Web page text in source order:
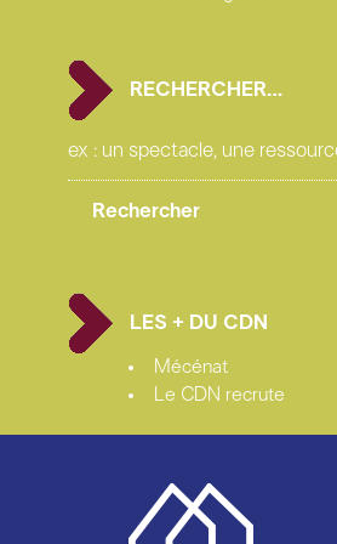
n’a pas d’âge... Elle est toujours à
public de notre époque, certes
«ethnologique», mais peut-être de
subversive encore. La force de
acteurs de jouer presque à bout
Comment souhaitez-vous
Mettre en scène Feydeau
humilité et une forme
des acteurs que du metteur en
moindre relâchement, la moindre
sincérité ou de précision pour
faut des acteurs qui, lorsqu’ils
RECHERCHER…
LES + DU CDN
Mécénat
Le CDN recrute